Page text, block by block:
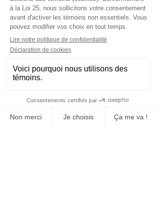
vos besoins.
Demander soumission maintenant